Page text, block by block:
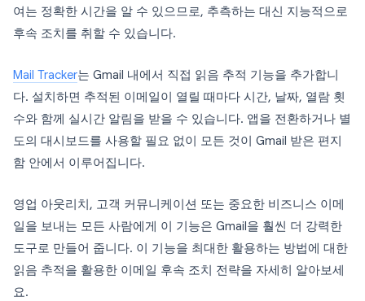
여는 정확한 시간을 알 수 있으므로, 추측하는 대신 지능적으로
후속 조치를 취할 수 있습니다.
Mail Tracker는 Gmail 내에서 직접 읽음 추적 기능을 추가합니
다. 설치하면 추적된 이메일이 열릴 때마다 시간, 날짜, 열람 횟
수와 함께 실시간 알림을 받을 수 있습니다. 앱을 전환하거나 별
도의 대시보드를 사용할 필요 없이 모든 것이 Gmail 받은 편지
함 안에서 이루어집니다.
영업 아웃리치, 고객 커뮤니케이션 또는 중요한 비즈니스 이메
일을 보내는 모든 사람에게 이 기능은 Gmail을 훨씬 더 강력한
도구로 만들어 줍니다. 이 기능을 최대한 활용하는 방법에 대한
읽음 추적을 활용한 이메일 후속 조치 전략을 자세히 알아보세
요.